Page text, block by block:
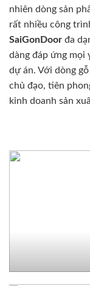
nhiên dòng sản
rất nhiều công
SaiGonDoor đa
dàng đáp ứng mọi
dự án. Với dòng
chủ đạo, tiên
kinh doanh sản